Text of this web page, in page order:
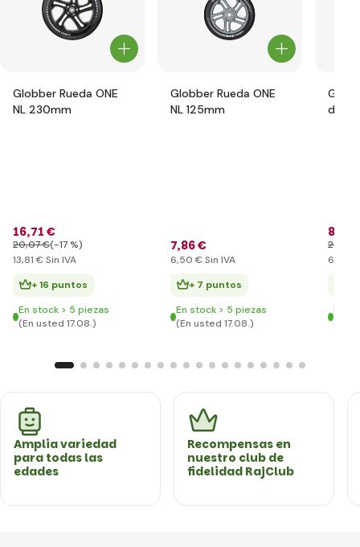
Globber Rueda ONE
NL 230mm
16,71 €
20,07 €(-17 %)
13,81 € Sin IVA
+ 16 puntos
En stock > 5 piezas
(En usted 17.08.)
Globber Rueda ONE
NL 125mm
7,86 €
6,50 € Sin IVA
+ 7 puntos
En stock > 5 piezas
(En usted 17.08.)
de
8
20
6
En
(En
Amplia variedad
para todas las
edades
Recompensas en
nuestro club de
fidelidad RajClub